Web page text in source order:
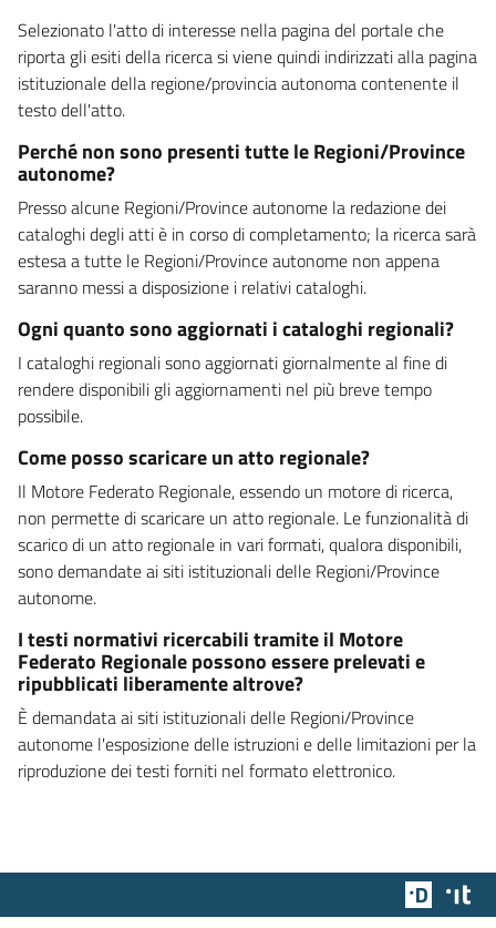
Selezionato l'atto di interesse nella pagina del portale che
riporta gli esiti della ricerca si viene quindi indirizzati alla pagina
istituzionale della regione/provincia autonoma contenente il
testo dell'atto.
Perché non sono presenti tutte le Regioni/Province
autonome?
Presso alcune Regioni/Province autonome la redazione dei
cataloghi degli atti è in corso di completamento; la ricerca sarà
estesa a tutte le Regioni/Province autonome non appena
saranno messi a disposizione i relativi cataloghi.
Ogni quanto sono aggiornati i cataloghi regionali?
I cataloghi regionali sono aggiornati giornalmente al fine di
rendere disponibili gli aggiornamenti nel più breve tempo
possibile.
Come posso scaricare un atto regionale?
Il Motore Federato Regionale, essendo un motore di ricerca,
non permette di scaricare un atto regionale. Le funzionalità di
scarico di un atto regionale in vari formati, qualora disponibili,
sono demandate ai siti istituzionali delle Regioni/Province
autonome.
I testi normativi ricercabili tramite il Motore
Federato Regionale possono essere prelevati e
ripubblicati liberamente altrove?
È demandata ai siti istituzionali delle Regioni/Province
autonome l'esposizione delle istruzioni e delle limitazioni per la
riproduzione dei testi forniti nel formato elettronico.
Team